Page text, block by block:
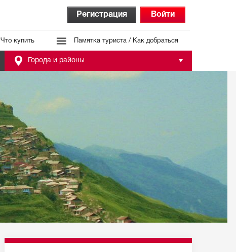
Регистрация Войти
Что купить Памятка туриста / Как добраться
Города и районы